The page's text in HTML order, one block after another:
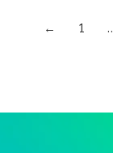
← 1